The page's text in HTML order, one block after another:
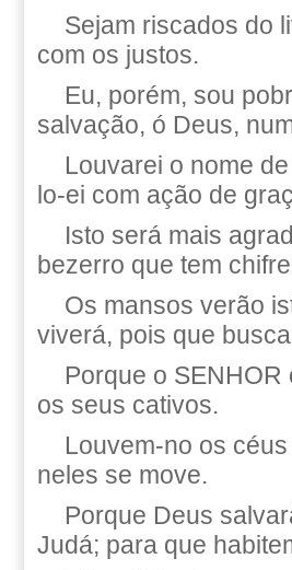
Sejam riscados do
com os justos.
Eu, porém, sou
salvação, ó Deus,
Louvarei o nome
lo-ei com ação de
Isto será mais
bezerro que tem
Os mansos verão
viverá, pois que
Porque o
os seus cativos.
Louvem-no os
neles se move.
Porque Deus
Judá; para que